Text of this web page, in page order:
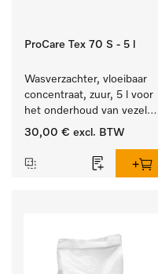
ProCare Tex 70 S - 5 l
Wasverzachter, vloeibaar
concentraat, zuur, 5 l voor
het onderhoud van vezels
zodat het textiel lang
30,00 € excl. BTW